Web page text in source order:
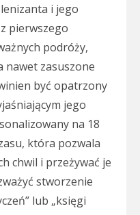
i jego
pierwszego
podróży,
nawet zasuszone
być opatrzony
jego
na 18
która pozwala
chwil i przeżywać je
stworzenie
lub „księgi